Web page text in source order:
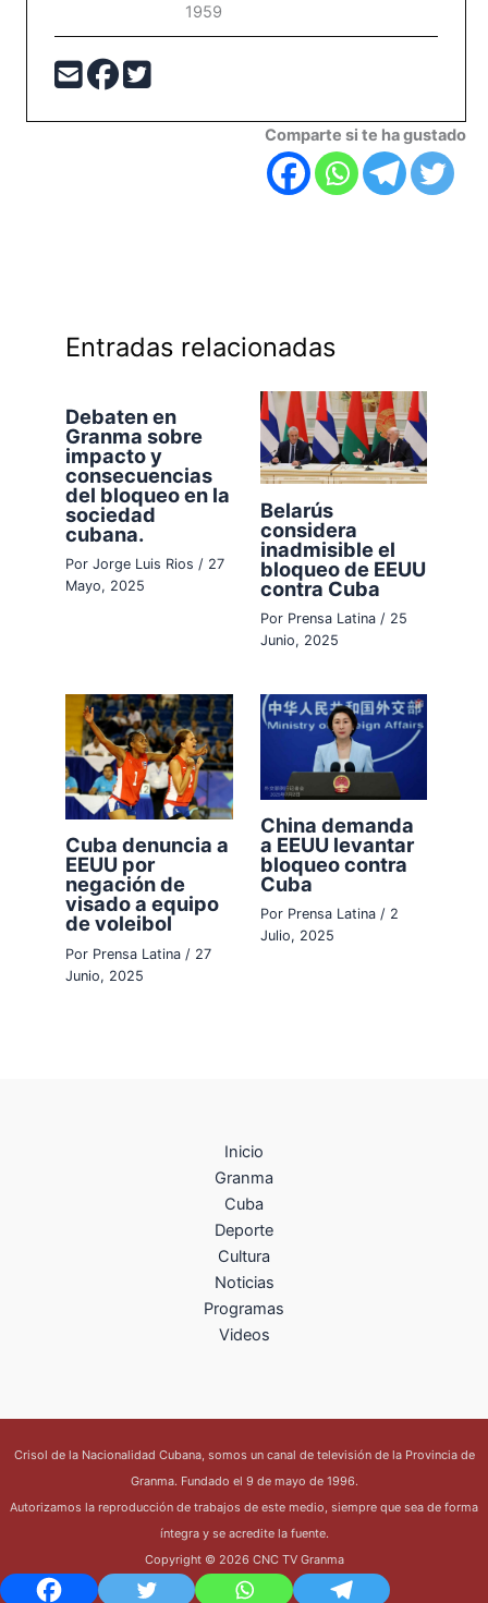
1959
Comparte si te ha gustado
Entradas relacionadas
Debaten en
Granma sobre
impacto y
consecuencias
del bloqueo en la
sociedad
cubana.
PorJorge Luis Rios/ 27
Mayo, 2025
Belarús
considera
inadmisible el
bloqueo de EEUU
contra Cuba
Por Prensa Latina / 25
Junio, 2025
Cuba denuncia a
EEUU por
negación de
visado a equipo
de voleibol
Por Prensa Latina / 27
Junio, 2025
China demanda
a EEUU levantar
bloqueo contra
Cuba
Por Prensa Latina / 2
Julio, 2025
Inicio
Granma
Cuba
Deporte
Cultura
Noticias
Programas
Videos
Crisol de la Nacionalidad Cubana, somos un canal de televisión de la Provincia de
Granma. Fundado el 9 de mayo de 1996.
Autorizamos la reproducción de trabajos de este medio, siempre que sea de forma
íntegra y se acredite la fuente.
Copyright © 2026 CNC TV Granma